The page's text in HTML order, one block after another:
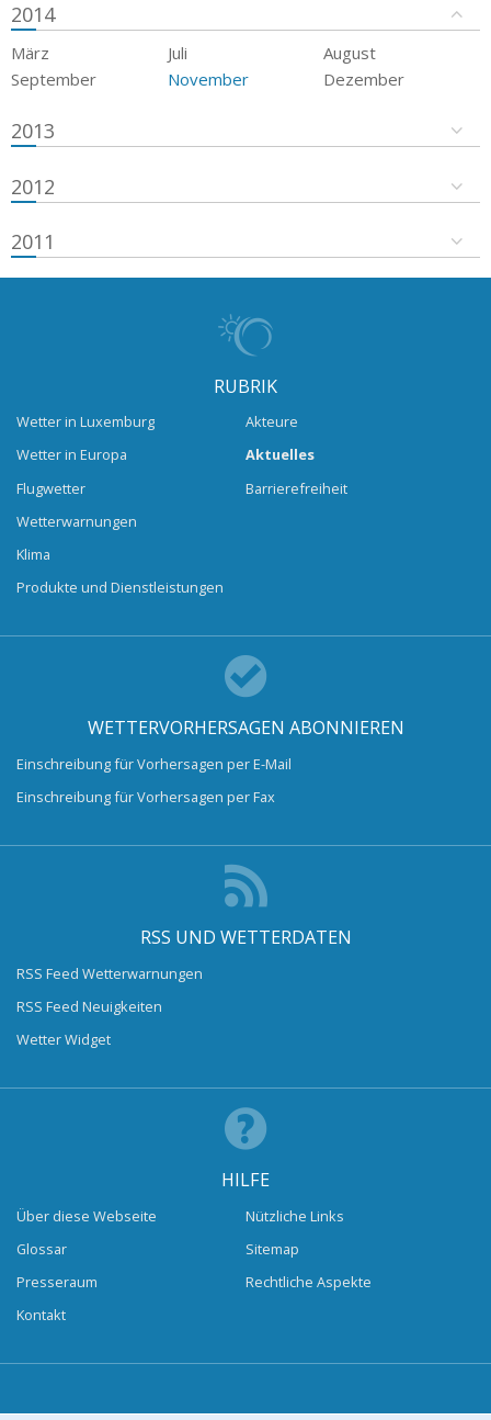
2014
März Juli
August
September
November Dezember
2013
2012
2011
RUBRIK
Wetter in Luxemburg
Wetter in Europa
Flugwetter
Wetterwarnungen
Klima
Produkte und Dienstleistungen
Akteure
Aktuelles
Barrierefreiheit
WETTERVORHERSAGEN ABONNIEREN
Einschreibung für Vorhersagen per E-Mail
Einschreibung für Vorhersagen per Fax
RSS UND WETTERDATEN
RSS Feed Wetterwarnungen
RSS Feed Neuigkeiten
Wetter Widget
HILFE
Über diese Webseite
Glossar
Presseraum
Kontakt
Nützliche Links
Sitemap
Rechtliche Aspekte